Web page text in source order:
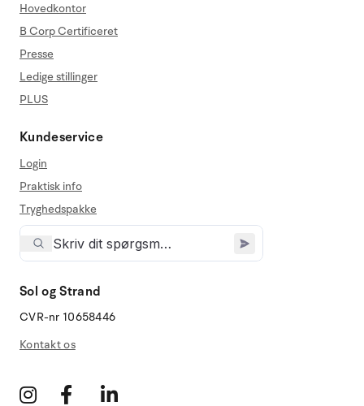
Hovedkontor
B Corp Certificeret
Presse
Ledige stillinger
PLUS
Kundeservice
Login
Praktisk info
Tryghedspakke
Sol og Strand
CVR-nr 10658446
Kontakt os